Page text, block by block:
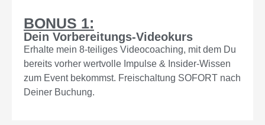
BONUS 1:
Dein Vorbereitungs-Videokurs
Erhalte mein 8-teiliges Videocoaching, mit dem Du
bereits vorher wertvolle Impulse & Insider-Wissen
zum Event bekommst. Freischaltung SOFORT nach
Deiner Buchung.